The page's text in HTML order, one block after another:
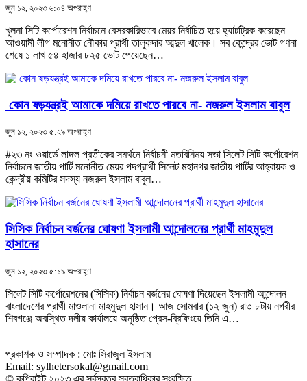
জুন ১২, ২০২৩ ৬:০৪ অপরাহ্ণ
খুলনা সিটি কর্পোরেশন নির্বাচনে বেসরকারিভাবে মেয়র নির্বাচিত হয়ে হ্যাটট্রিক করেছেন
আওয়ামী লীগ মনোনীত নৌকার প্রার্থী তালুকদার আব্দুল খালেক। সব কেন্দ্রের ভোট গণনা
শেষে ১ লাখ ৫৪ হাজার ৮২৫ ভোট পেয়েছেন…
কোন ষড়যন্ত্রই আমাকে দমিয়ে রাখতে পারবে না- নজরুল ইসলাম বাবুল
জুন ১২, ২০২৩ ৫:২৯ অপরাহ্ণ
#২৩ নং ওয়ার্ডে লাঙ্গল প্রতীকের সমর্থনে নির্বাচনী মতবিনিময় সভা সিলেট সিটি কর্পোরেশন
নির্বাচনে জাতীয় পার্টি মনোনীত মেয়র পদপ্রার্থী সিলেট মহানগর জাতীয় পার্টির আহ্বায়ক ও
কেন্দ্রীয় কমিটির সদস্য নজরুল ইসলাম বাবুল…
সিসিক নির্বাচন বর্জনের ঘোষণা ইসলামী আন্দোলনের প্রার্থী মাহমুদুল
হাসানের
জুন ১২, ২০২৩ ৫:১৯ অপরাহ্ণ
সিলেট সিটি কর্পোরেশনের (সিসিক) নির্বাচন বর্জনের ঘোষণা দিয়েছেন ইসলামী আন্দোলন
বাংলাদেশের প্রার্থী মাওলানা মাহমুদুল হাসান। আজ সোমবার (১২ জুন) রাত ৮টায় নগরীর
শিবগঞ্জে অবস্থিত দলীয় কার্যালয়ে অনুষ্ঠিত প্রেস-ব্রিফিংয়ে তিনি এ…
প্রকাশক ও সম্পাদক : মোঃ সিরাজুল ইসলাম
Email: sylhetersokal@gmail.com
© কপিরাইট ২০২৩ এর সর্বস্বত্ব স্বত্বাধিকার সংরক্ষিত